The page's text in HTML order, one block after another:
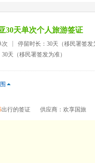
30天单次个人旅游签证
次
停留时长：30天（移民署签发
天（移民署签发为准）
出行的签证 供应商：欢享国旅